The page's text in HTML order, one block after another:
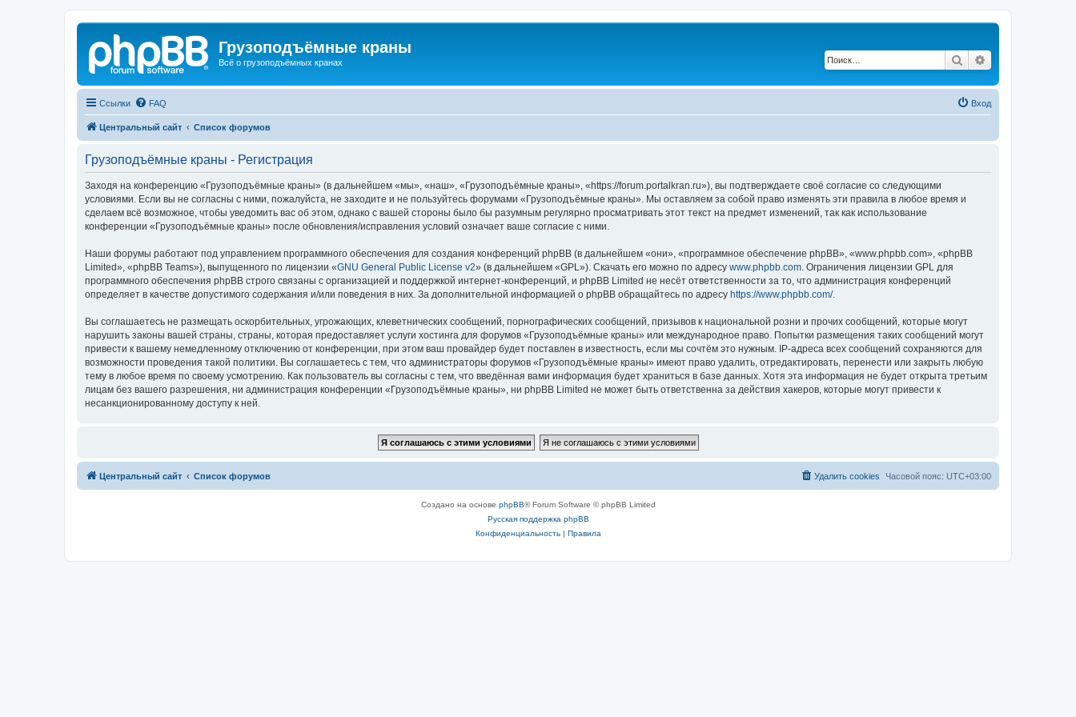
Грузоподъёмные краны
Всё о грузоподъёмных кранах Поиск
Ссылки FAQ Вход
Центральный сайт Список форумов
Грузоподъёмные краны - Регистрация
Заходя на конференцию «Грузоподъёмные краны» (в дальнейшем «мы», «наш», «Грузоподъёмные краны», «https://forum.portalkran.ru»), вы подтверждаете своё согласие со следующими
условиями. Если вы не согласны с ними, пожалуйста, не заходите и не пользуйтесь форумами «Грузоподъёмные краны». Мы оставляем за собой право изменять эти правила в любое время и
сделаем всё возможное, чтобы уведомить вас об этом, однако с вашей стороны было бы разумным регулярно просматривать этот текст на предмет изменений, так как использование
конференции «Грузоподъёмные краны» после обновления/исправления условий означает ваше согласие с ними.
Наши форумы работают под управлением программного обеспечения для создания конференций phpBB (в дальнейшем «они», «программное обеспечение phpBB», «www.phpbb.com», «phpBB
Limited», «phpBB Teams»), выпущенного по лицензии «GNU General Public License v2» (в дальнейшем «GPL»). Скачать его можно по адресу www.phpbb.com . Ограничения лицензии GPL для
программного обеспечения phpBB строго связаны с организацией и поддержкой интернет-конференций, и phpBB Limited не несёт ответственности за то, что администрация конференций
определяет в качестве допустимого содержания и/или поведения в них. За дополнительной информацией о phpBB обращайтесь по адресу https://www.phpbb.com/.
Вы соглашаетесь не размещать оскорбительных, угрожающих, клеветнических сообщений, порнографических сообщений, призывов к национальной розни и прочих сообщений, которые могут
нарушить законы вашей страны, страны, которая предоставляет услуги хостинга для форумов «Грузоподъёмные краны» или международное право. Попытки размещения таких сообщений могут
привести к вашему немедленному отключению от конференции, при этом ваш провайдер будет поставлен в известность, если мы сочтём это нужным. IP-адреса всех сообщений сохраняются для
возможности проведения такой политики. Вы соглашаетесь с тем, что администраторы форумов «Грузоподъёмные краны» имеют право удалить, отредактировать, перенести или закрыть любую
тему в любое время по своему усмотрению. Как пользователь вы согласны с тем, что введённая вами информация будет храниться в базе данных. Хотя эта информация не будет открыта третьим
лицам без вашего разрешения, ни администрация конференции «Грузоподъёмные краны», ни phpBB Limited не может быть ответственна за действия хакеров, которые могут привести к
несанкционированному доступу к ней.
Центральный сайт Список форумов Часовой пояс: UTC+03:00
Удалить cookies
Создано на основе phpBB® Forum Software © phpBB Limited
Русская поддержка phpBB
Конфиденциальность| Правила